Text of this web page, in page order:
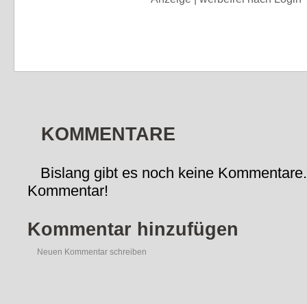
KOMMENTARE
Bislang gibt es noch keine
Kommentar!
Kommentar hinzufügen
Neuen Kommentar schreiben